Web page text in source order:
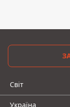
Світ
Україна